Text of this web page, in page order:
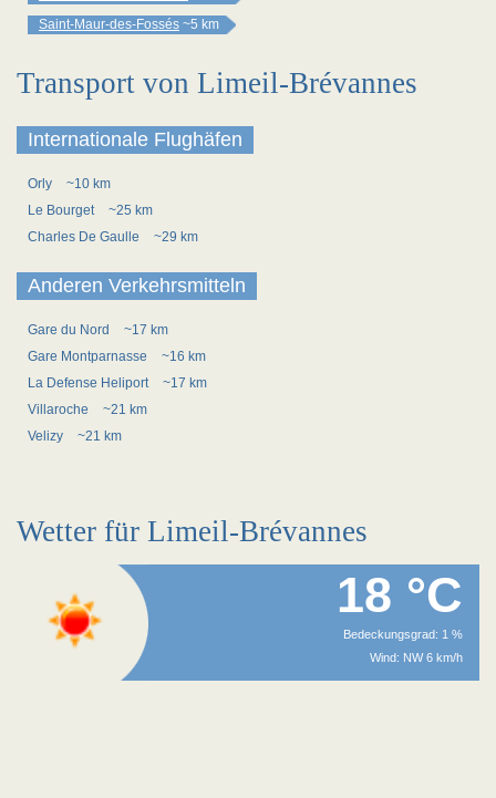
Saint-Maur-des-Fossés ~5 km
Transport von Limeil-Brévannes
Internationale Flughäfen
Orly
~10 km
Le Bourget
~25 km
Charles De Gaulle
~29 km
Anderen Verkehrsmitteln
Gare du Nord
~17 km
Gare Montparnasse
~16 km
La Defense Heliport
~17 km
Villaroche
~21 km
Velizy
~21 km
Wetter für Limeil-Brévannes
18 °C
Bedeckungsgrad: 1 %
Wind: NW 6 km/h